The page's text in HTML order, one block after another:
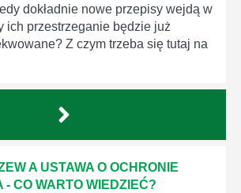
dokładnie nowe przepisy wejdą w
ich przestrzeganie będzie już
Z czym trzeba się tutaj na
A USTAWA O OCHRONIE
- CO WARTO WIEDZIEĆ?